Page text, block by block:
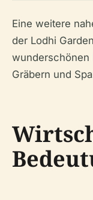
Eine weitere
der Lodhi
wunderschönen
Gräbern und